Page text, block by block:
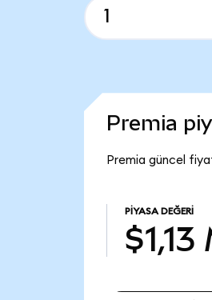
Premia
Premia güncel
PIYASA DEĞERI
$1,13